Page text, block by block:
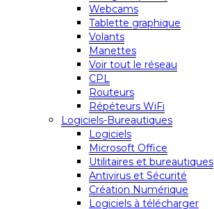
Webcams
Tablette graphique
Volants
Manettes
Voir tout le réseau
CPL
Routeurs
Répéteurs WiFi
Logiciels-Bureautiques
Logiciels
Microsoft Office
Utilitaires et bureautiques
Antivirus et Sécurité
Création Numérique
Logiciels à télécharger